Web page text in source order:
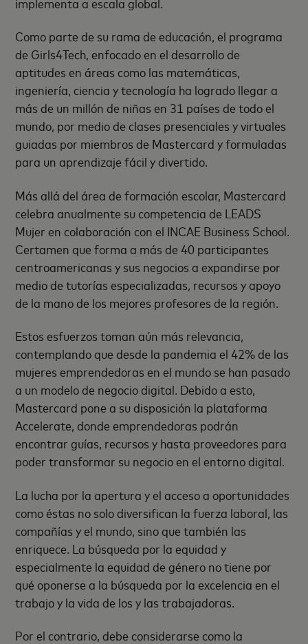
Como parte de su rama de educación, el programa
de Girls4Tech, enfocado en el desarrollo de
aptitudes en áreas como las matemáticas,
ingeniería, ciencia y tecnología ha logrado llegar a
más de un millón de niñas en 31 países de todo el
mundo, por medio de clases presenciales y virtuales
guiadas por miembros de Mastercard y formuladas
para un aprendizaje fácil y divertido.
Más allá del área de formación escolar, Mastercard
celebra anualmente su competencia de LEADS
Mujer en colaboración con el INCAE Business School.
Certamen que forma a más de 40 participantes
centroamericanas y sus negocios a expandirse por
medio de tutorías especializadas, recursos y apoyo
de la mano de los mejores profesores de la región.
Estos esfuerzos toman aún más relevancia,
contemplando que desde la pandemia el 42% de las
mujeres emprendedoras en el mundo se han pasado
a un modelo de negocio digital. Debido a esto,
Mastercard pone a su disposición la plataforma
Accelerate, donde emprendedoras podrán
encontrar guías, recursos y hasta proveedores para
poder transformar su negocio en el entorno digital.
La lucha por la apertura y el acceso a oportunidades
como éstas no solo diversifican la fuerza laboral, las
compañías y el mundo, sino que también las
enriquece. La búsqueda por la equidad y
especialmente la equidad de género no tiene por
qué oponerse a la búsqueda por la excelencia en el
trabajo y la vida de los y las trabajadoras.
Por el contrario, debe considerarse como la